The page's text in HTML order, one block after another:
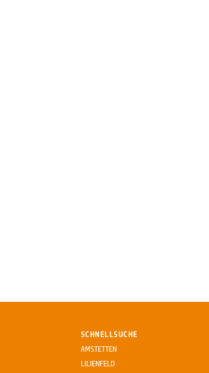
SCHNELLSUCHE
AMSTETTEN
LILIENFELD